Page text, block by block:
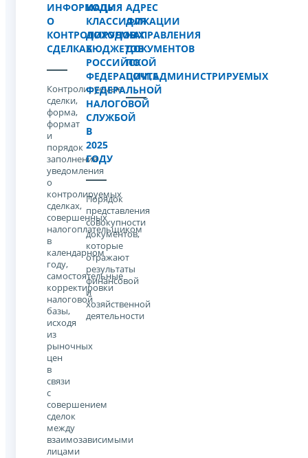
ИНФОРМАЦИЯ
О
КОНТРОЛИРУЕМЫХ
СДЕЛКАХ
Контролируемые
сделки,
форма,
формат
и
порядок
заполнения
уведомления
о
контролируемых
сделках,
совершенных
налогоплательщиком
в
календарном
году,
самостоятельные
корректировки
налоговой
базы,
исходя
из
рыночных
цен
в
связи
с
совершением
сделок
между
взаимозависимыми
лицами
КОДЫ
КЛАССИФИКАЦИИ
ДОХОДОВ
БЮДЖЕТОВ
РОССИЙСКОЙ
ФЕДЕРАЦИИ,АДМИНИСТРИРУЕМЫХ
ФЕДЕРАЛЬНОЙ
НАЛОГОВОЙ
СЛУЖБОЙ
В
2025
ГОДУ
Порядок
представления
совокупности
документов,
которые
отражают
результаты
финансовой
и
хозяйственной
деятельности
АДРЕС
ДЛЯ
НАПРАВЛЕНИЯ
ДОКУМЕНТОВ
ПО
ПОЧТЕ